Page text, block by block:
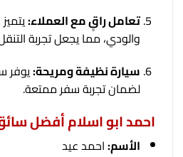
تعامل راقٍ مع العملاء:
والودي، مما يجعل تجربة
سيارة نظيفة ومريحة:يوفر
لضمان تجربة سفر ممتعة.
احمد ابو اسلامأفضل
الأسم:احمد عيد